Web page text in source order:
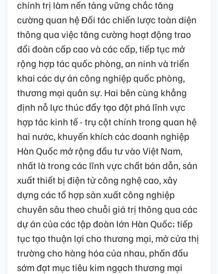
chính trị làm nền tảng vững chắc tăng
cường quan hệ Đối tác chiến lược toàn diện
thông qua việc tăng cường hoạt động trao
đổi đoàn cấp cao và các cấp, tiếp tục mở
rộng hợp tác quốc phòng, an ninh và triển
khai các dự án công nghiệp quốc phòng,
thương mại quân sự. Hai bên cùng khẳng
định nỗ lực thúc đẩy tạo đột phá lĩnh vực
hợp tác kinh tế - trụ cột chính trong quan hệ
hai nước, khuyến khích các doanh nghiệp
Hàn Quốc mở rộng đầu tư vào Việt Nam,
nhất là trong các lĩnh vực chất bán dẫn, sản
xuất thiết bị điện tử công nghệ cao, xây
dựng các tổ hợp sản xuất công nghiệp
chuyên sâu theo chuỗi giá trị thông qua các
dự án của các tập đoàn lớn Hàn Quốc; tiếp
tục tạo thuận lợi cho thương mại, mở cửa thị
trường cho hàng hóa của nhau, phấn đấu
sớm đạt mục tiêu kim ngạch thương mại